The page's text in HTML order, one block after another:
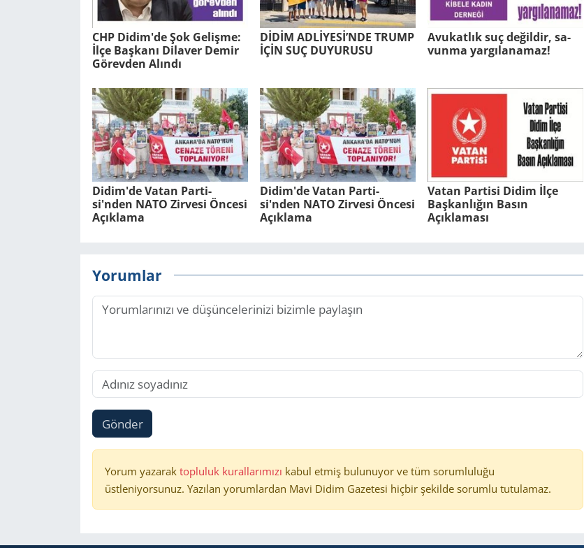
CHP Didim'de Şok Ge­liş­me:
İlçe Baş­ka­nı Di­la­ver Demir
Gö­rev­den Alın­dı
DİDİM ADLİYESİ’NDE TRUMP
İÇİN SUÇ DU­YU­RU­SU
Avu­kat­lık suç de­ğil­dir, sa­
vun­ma yar­gı­la­na­maz!
Didim'de Vatan Par­ti­
si'nden NATO Zir­ve­si Ön­ce­si
Açık­la­ma
Didim'de Vatan Par­ti­
si'nden NATO Zir­ve­si Ön­ce­si
Açık­la­ma
Vatan Partisi Didim İlçe
Başkanlığın Basın
Açıklaması
Yorumlar
Gönder
Yorum yazarak topluluk kurallarımızı kabul etmiş bulunuyor ve tüm sorumluluğu
üstleniyorsunuz. Yazılan yorumlardan Mavi Didim Gazetesi hiçbir şekilde sorumlu tutulamaz.